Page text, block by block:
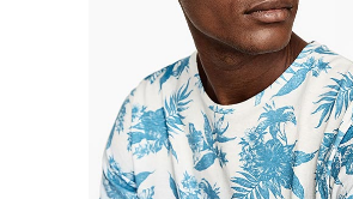
Marcus Fiber
Editor